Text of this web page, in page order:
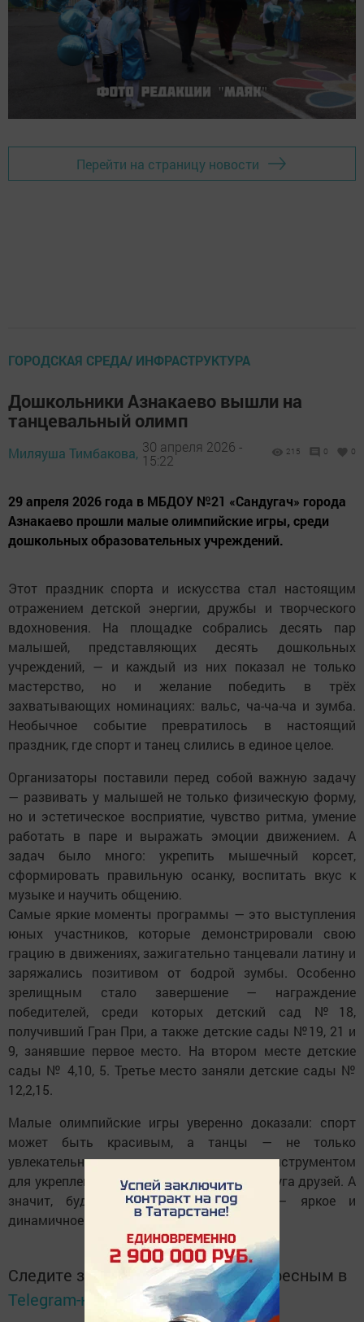
Перейти на страницу новости
ГОРОДСКАЯ СРЕДА/ ИНФРАСТРУКТУРА
Дошкольники Азнакаево вышли на
танцевальный олимп
Миляуша Тимбакова, 30 апреля 2026 -
15:22
215 0 0
29 апреля 2026 года в МБДОУ №21 «Сандугач» города
Азнакаево прошли малые олимпийские игры, среди
дошкольных образовательных учреждений.
Этот праздник спорта и искусства стал настоящим
отражением детской энергии, дружбы и творческого
вдохновения. На площадке собрались десять пар
малышей, представляющих десять дошкольных
учреждений, — и каждый из них показал не только
мастерство, но и желание победить в трёх
захватывающих номинациях: вальс, ча-ча-ча и зумба.
Необычное событие превратилось в настоящий
праздник, где спорт и танец слились в единое целое.
Организаторы поставили перед собой важную задачу
— развивать у малышей не только физическую форму,
но и эстетическое восприятие, чувство ритма, умение
работать в паре и выражать эмоции движением. А
задач было много: укрепить мышечный корсет,
сформировать правильную осанку, воспитать вкус к
музыке и научить общению.
Самые яркие моменты программы — это выступления
юных участников, которые демонстрировали свою
грацию в движениях, зажигательно танцевали латину и
заряжались позитивом от бодрой зумбы. Особенно
зрелищным стало завершение — награждение
победителей, среди которых детский сад №18,
получивший Гран При, а также детские сады №19, 21 и
9, занявшие первое место. На втором месте детские
сады № 4,10, 5. Третье место заняли детские сады №
12,2,15.
Малые олимпийские игры уверенно доказали: спорт
может быть красивым, а танцы — не только
увлекательным занятием, но и мощным инструментом
для укрепления здоровья и расширения круга друзей. А
значит, будущее у наших малышей — яркое и
динамичное!
Следите за самым важным и интересным в
Telegram-канале
Татмедиа